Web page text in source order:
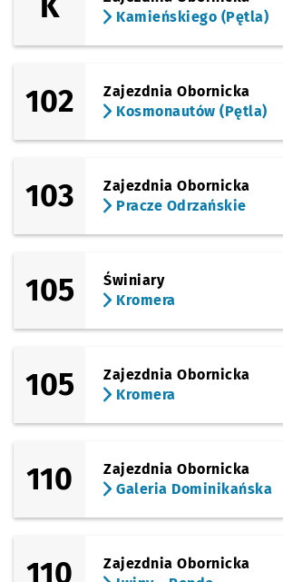
Łużycka
Różanka
Bezpieczna
Kamieńskiego (Pętla)
102
Zajezdnia Obornicka
Kosmonautów (Pętla)
103
Zajezdnia Obornicka
Pracze Odrzańskie
105
Świniary
Kromera
105
Zajezdnia Obornicka
Kromera
110
Zajezdnia Obornicka
Galeria Dominikańska
110
Zajezdnia Obornicka